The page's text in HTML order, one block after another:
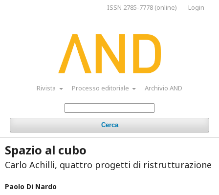
Rivista Processo editoriale Archivio AND
Cerca
ISSN 2785-7778 (online) Login
Spazio al cubo
Carlo Achilli, quattro progetti di ristrutturazione
Paolo Di Nardo